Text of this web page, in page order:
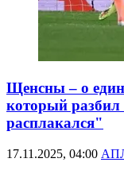
Щенсны – о
который разбил
расплакался"
17.11.2025, 04:00